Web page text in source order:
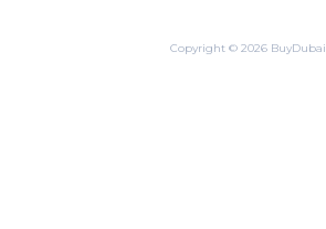
Copyright © 2026 BuyDubai